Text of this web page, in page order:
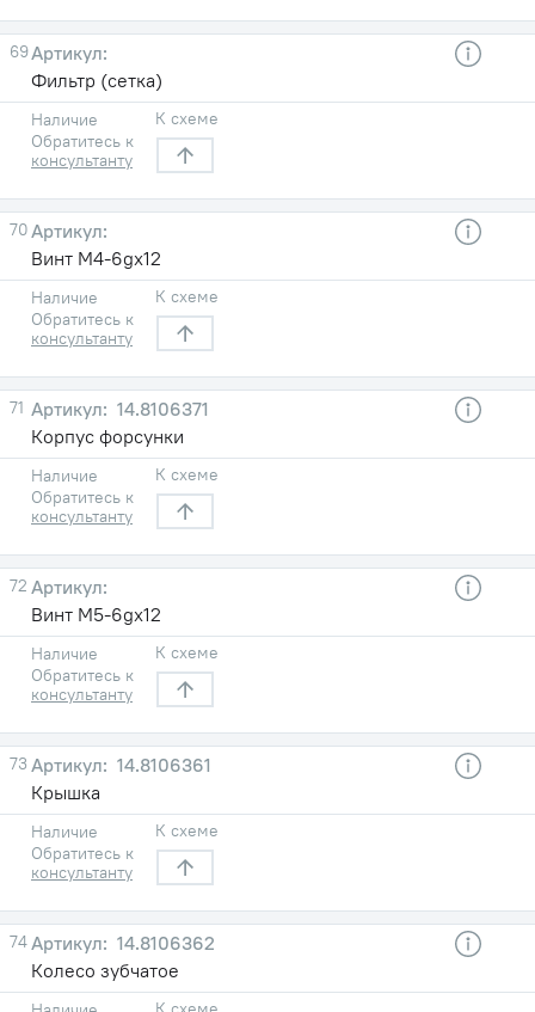
69
Фильтр (сетка)
Наличие
Обратитесь к
консультанту
К схеме
70
Винт М4-6gх12
Наличие
Обратитесь к
консультанту
К схеме
71
14.8106371
Корпус форсунки
Наличие
Обратитесь к
консультанту
К схеме
72
Винт М5-6gх12
Наличие
Обратитесь к
консультанту
К схеме
73
14.8106361
Крышка
Наличие
Обратитесь к
консультанту
К схеме
74
14.8106362
Колесо зубчатое